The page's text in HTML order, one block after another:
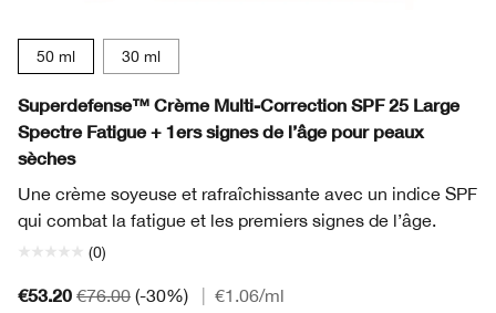
50 ml 30 ml
Superdefense™ Crème Multi-Correction SPF 25 Large
Spectre Fatigue + 1ers signes de l’âge pour peaux
sèches
Une crème soyeuse et rafraîchissante avec un indice SPF
qui combat la fatigue et les premiers signes de l’âge.
(0)
€53.20 €76.00 (-30%) €1.06/ml